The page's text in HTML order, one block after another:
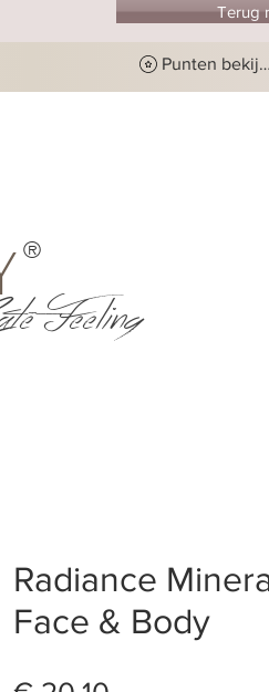
Terug
Punten bekijken
®
Feeling
Radiance
Face & Body